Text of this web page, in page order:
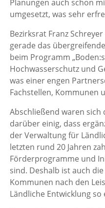
Planungen auch schon
umgesetzt, was sehr
Bezirksrat Franz
gerade das
beim Programm
Hochwasserschutz und
was einer engen
Fachstellen, Kommunen
Abschließend waren
darüber einig, dass
der Verwaltung für
letzten rund 20 Jahren
Förderprogramme und
sind. Deshalb ist auch
Kommunen nach den
Ländliche Entwicklung